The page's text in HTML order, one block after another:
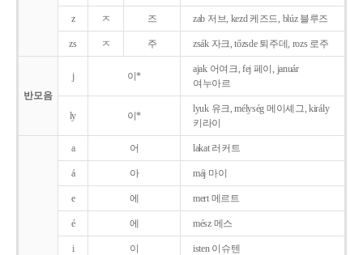
z ㅈ 즈 zab 저브, kezd 케즈드, blúz 블루즈
zs ㅈ 주 zsák 자크, tőzsde 퇴주데, rozs 로주
반모음
j 이*
ajak 어여크, fej 페이, január
여누아르
ly 이*
lyuk 유크, mélység 메이셰그, király
키라이
a 어 lakat 러커트
á 아 máj 마이
e 에 mert 메르트
é 에 mész 메스
i 이 isten 이슈텐